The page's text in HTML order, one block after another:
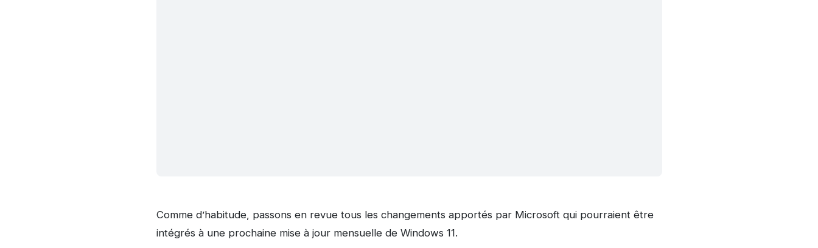
Comme d’habitude, passons en revue tous les changements apportés par Microsoft qui pourraient être
intégrés à une prochaine mise à jour mensuelle de Windows 11.